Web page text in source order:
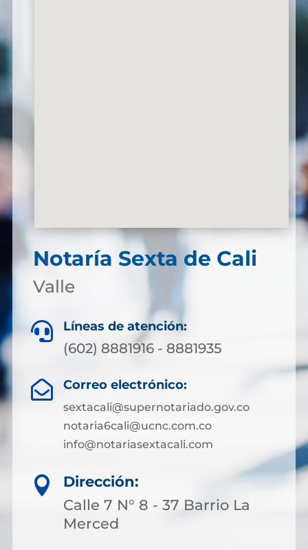
Notaría Sexta de Cali
Valle
 Líneas de atención:
(602) 8881916 - 8881935
 Correo electrónico:
sextacali@supernotariado.gov.co
notaria6cali@ucnc.com.co
info@notariasextacali.com

Dirección:
Calle 7 N° 8 - 37 Barrio La
Merced